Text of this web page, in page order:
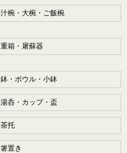
汁椀・大椀・ご飯椀
重箱・屠蘇器
鉢・ボウル・小鉢
湯呑・カップ・盃
茶托
箸置き